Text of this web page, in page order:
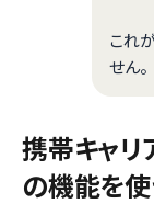
これ
せん。
携帯キャ
の機能を使